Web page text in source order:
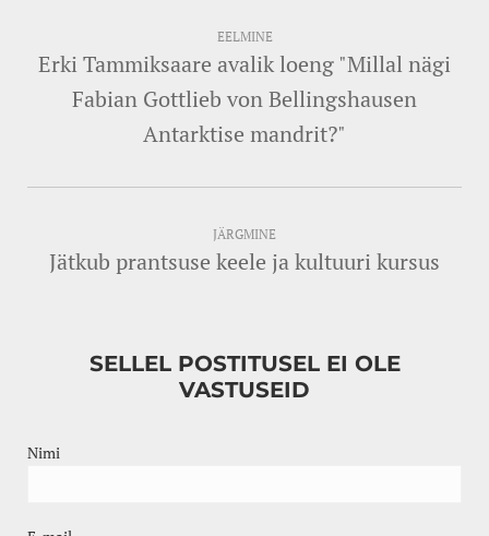
EELMINE
Erki Tammiksaare avalik loeng "Millal nägi
Fabian Gottlieb von Bellingshausen
Antarktise mandrit?"
JÄRGMINE
Jätkub prantsuse keele ja kultuuri kursus
SELLEL POSTITUSEL EI OLE
VASTUSEID
Nimi